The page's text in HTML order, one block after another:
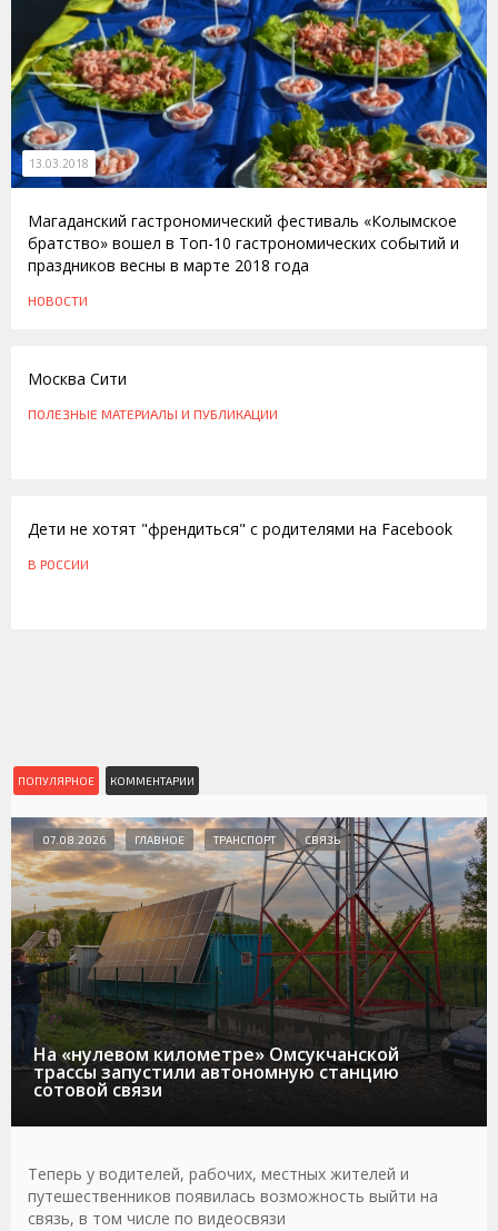
13.03.2018
Магаданский гастрономический фестиваль «Колымское
братство» вошел в Топ-10 гастрономических событий и
праздников весны в марте 2018 года
НОВОСТИ
Москва Сити
ПОЛЕЗНЫЕ МАТЕРИАЛЫ И ПУБЛИКАЦИИ
Дети не хотят "френдиться" с родителями на Facebook
В РОССИИ
ПОПУЛЯРНОЕ КОММЕНТАРИИ
На «нулевом километре» Омсукчанской
трассы запустили автономную станцию
сотовой связи
07.08.2026 ГЛАВНОЕ ТРАНСПОРТ СВЯЗЬ
Теперь у водителей, рабочих, местных жителей и
путешественников появилась возможность выйти на
связь, в том числе по видеосвязи